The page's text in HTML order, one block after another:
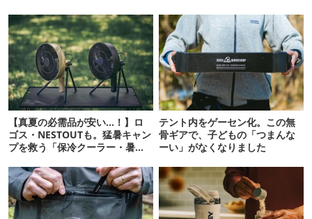
【真夏の必需品が安い…！】ロ
ゴス・NESTOUTも。猛暑キャン
プを救う「保冷クーラー・暑さ
テント内をゲーセン化。この無
骨ギアで、子どもの「つまんな
ーい」がなくなりました